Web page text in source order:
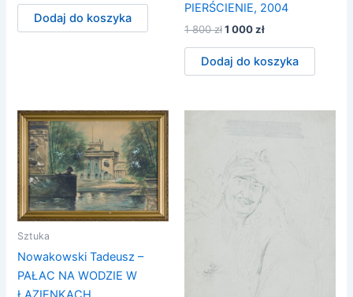
Dodaj do koszyka
PIERŚCIENIE, 2004
1 800złPierwotna
wynosiła:
1
1 000złAktualna
wynosi:
1
Dodaj do koszyka
Sztuka
Nowakowski Tadeusz –
PAŁAC NA WODZIE W